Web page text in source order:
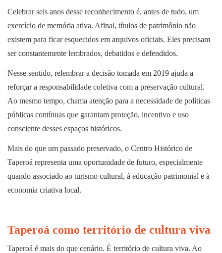
Celebrar seis anos desse reconhecimento é, antes de tudo, um
exercício de memória ativa. Afinal, títulos de patrimônio não
existem para ficar esquecidos em arquivos oficiais. Eles precisam
ser constantemente lembrados, debatidos e defendidos.
Nesse sentido, relembrar a decisão tomada em 2019 ajuda a
reforçar a responsabilidade coletiva com a preservação cultural.
Ao mesmo tempo, chama atenção para a necessidade de políticas
públicas contínuas que garantam proteção, incentivo e uso
consciente desses espaços históricos.
Mais do que um passado preservado, o Centro Histórico de
Taperoá representa uma oportunidade de futuro, especialmente
quando associado ao turismo cultural, à educação patrimonial e à
economia criativa local.
Taperoá como território de cultura viva
Taperoá é mais do que cenário. É território de cultura viva. Ao